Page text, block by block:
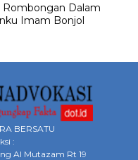
Rombongan Dalam
Imam Bonjol
BERSATU
:
Al Mutazam Rt 19